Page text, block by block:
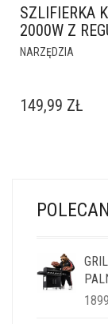
SZLIFIERKA
2000W Z
NARZĘDZIA
149,99 ZŁ